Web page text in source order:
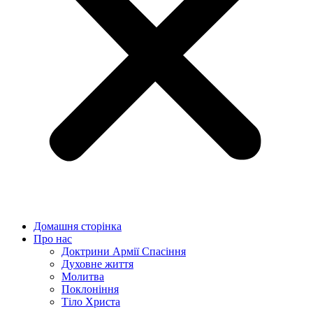
Домашня сторінка
Про нас
Доктрини Армії Спасіння
Духовне життя
Молитва
Поклоніння
Тіло Христа